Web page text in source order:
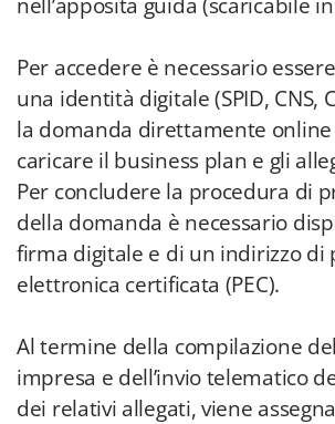
Per accedere è necessario
una identità digitale (SPID, CNS,
la domanda direttamente
caricare il business plan e gli
Per concludere la procedura di
della domanda è necessario
firma digitale e di un indirizzo di
elettronica certificata (PEC).
Al termine della compilazione
impresa e dell’invio telematico
dei relativi allegati, viene